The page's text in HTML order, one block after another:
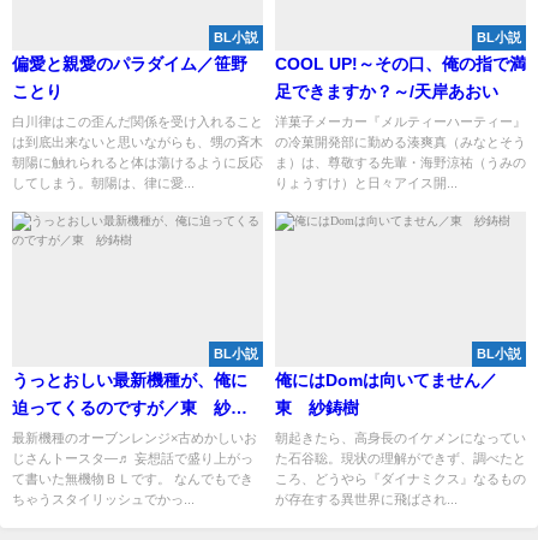
BL小説
偏愛と親愛のパラダイム／笹野
ことり
白川律はこの歪んだ関係を受け入れること
は到底出来ないと思いながらも、甥の斉木
朝陽に触れられると体は蕩けるように反応
してしまう。朝陽は、律に愛...
BL小説
COOL UP!～その口、俺の指で満
足できますか？～/天岸あおい
洋菓子メーカー『メルティーハーティー』
の冷菓開発部に勤める湊爽真（みなとそう
ま）は、尊敬する先輩・海野涼祐（うみの
りょうすけ）と日々アイス開...
BL小説
うっとおしい最新機種が、俺に
迫ってくるのですが／東 紗鋳
樹
最新機種のオーブンレンジ×古めかしいお
じさんトースタ―♬ 妄想話で盛り上がっ
て書いた無機物ＢＬです。 なんでもでき
ちゃうスタイリッシュでかっ...
BL小説
俺にはDomは向いてません／
東 紗鋳樹
朝起きたら、高身長のイケメンになってい
た石谷聡。現状の理解ができず、調べたと
ころ、どうやら『ダイナミクス』なるもの
が存在する異世界に飛ばされ...